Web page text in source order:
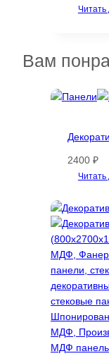
Читать
Вам
2400 ₽
Читать